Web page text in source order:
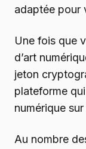
adaptée pour
Une fois que
d’art
jeton
plateforme
numérique
Au nombre